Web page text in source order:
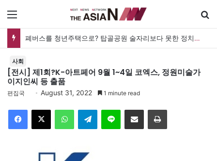
폐버스를 청년주택으로? 탑골공원 술자리보다 못한 정치의 상상력
사회
[전시] 제1회?K-아트페어 9월 1~4일 코엑스, 정원미술가
이지인씨 등 출품
편집국 August 31, 2022 1 minute read
Telegram 이메일